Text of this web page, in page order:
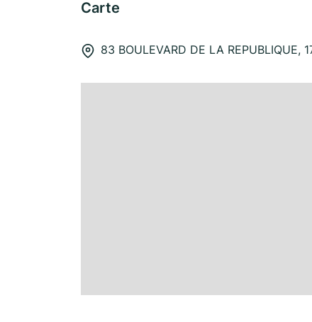
Carte
83 BOULEVARD DE LA REPUBLIQUE,